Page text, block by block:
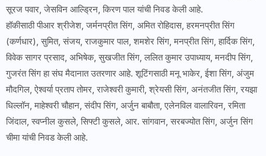
सूरज पवार, जेसविन आल्ड्रिन, किरण पाल यांची निवड केली आहे.
हॉकीसाठी पीआर श्रीजेश, जर्मनप्रीत सिंग, अमित रोहिदास, हरमनप्रीत सिंग
(कर्णधार), सुमित, संजय, राजकुमार पाल, शमशेर सिंग, मनप्रीत सिंग, हार्दिक सिंग,
विवेक सागर प्रसाद, अभिषेक, सुखजीत सिंग, ललित कुमार उपाध्याय, मनदीप सिंग,
गुजरंत सिंग हा संघ मैदानात उतरणार आहे. शूटिंगसाठी मनू भाकेर, ईशा सिंग, अंजुम
मौदगिल, ऐश्वर्या प्रताप तोमर, राजेश्वरी कुमारी, श्रेयसी सिंग, अनंतजीत सिंग, रयझा
धिल्लॉन, माहेश्वरी चौहान, संदीप सिंग, अर्जुन बाबौता, एलेनविल वालारिवन, रमिता
जिंदाल, स्वप्नील कुसले, सिफ्टी कुसले, आर. सांगवान, सरबज्योत सिंग, अर्जुन सिंग
चीमा यांची निवड केली आहे.